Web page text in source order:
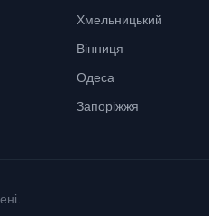
Хмельницький
Вінниця
Одеса
Запоріжжя